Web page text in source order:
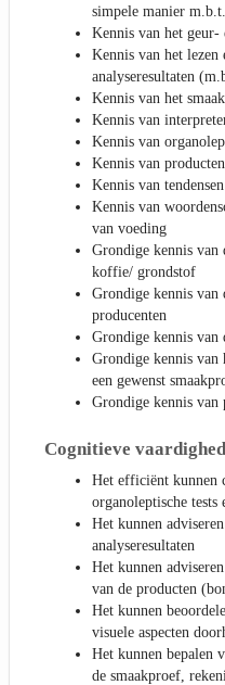
simpele manier
Kennis van het geur-
Kennis van het lezen
analyseresultaten
Kennis van het
Kennis van
Kennis van
Kennis van
Kennis van
Kennis van
van voeding
Grondige kennis van
koffie/ grondstof
Grondige kennis van
producenten
Grondige kennis van
Grondige kennis van
een gewenst
Grondige kennis van
Cognitieve
Het efficiënt kunnen
organoleptische tests
Het kunnen
analyseresultaten
Het kunnen
van de producten
Het kunnen
visuele aspecten
Het kunnen bepalen
de smaakproef,